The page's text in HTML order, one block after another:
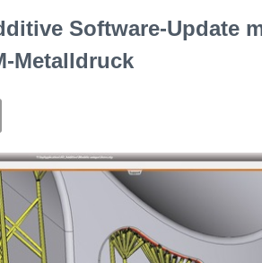
Software-Update
Metalldruck